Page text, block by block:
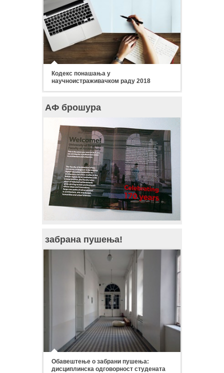
Кодекс понашања у
научноистраживачком раду 2018
АФ брошура
забрана пушења!
Обавештење о забрани пушења:
дисциплинска одговорност студената